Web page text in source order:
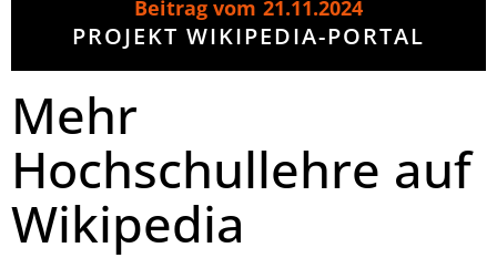
Beitrag vom 21.11.2024
PROJEKT WIKIPEDIA-PORTAL
Mehr
Hochschullehre auf
Wikipedia